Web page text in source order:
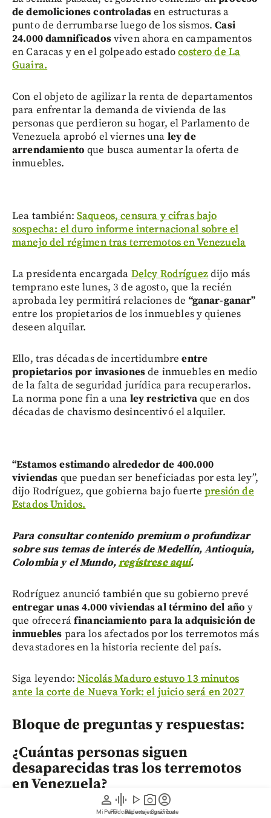
person
Mi Perfil
graphic_eq
Pódcast
play_arrow
Videos
photo_camera
Reportajes gráficos
account_circle
Suscríbete
de demoliciones controladasen estructuras a
punto de derrumbarse luego de los sismos.Casi
24.000 damnificadosviven ahora en campamentos
en Caracas y en el golpeado estadocostero de La
Guaira.
Con el objeto de agilizar la renta de departamentos
para enfrentar la demanda de vivienda de las
personas que perdieron su hogar, el Parlamento de
Venezuela aprobó el viernes una ley de
arrendamiento que busca aumentar la oferta de
inmuebles.
Lea también: Saqueos, censura y cifras bajo
sospecha: el duro informe internacional sobre el
manejo del régimen tras terremotos en Venezuela
La presidenta encargada Delcy Rodríguezdijo más
temprano este lunes, 3 de agosto, que la recién
aprobada ley permitirá relaciones de “ganar-ganar”
entre los propietarios de los inmuebles y quienes
deseen alquilar.
Ello, tras décadas de incertidumbre entre
propietarios por invasionesde inmuebles en medio
de la falta de seguridad jurídica para recuperarlos.
La norma pone fin a una ley restrictivaque en dos
décadas de chavismo desincentivó el alquiler.
“Estamos estimando alrededor de 400.000
viviendas que puedan ser beneficiadas por esta ley”,
dijo Rodríguez, que gobierna bajo fuertepresión de
Estados Unidos.
Para consultar contenido premium o profundizar
sobre sus temas de interés de Medellín, Antioquia,
Colombia y el Mundo,regístrese aquí.
Rodríguez anunció también que su gobierno prevé
entregar unas 4.000 viviendas al término del año y
que ofreceráfinanciamiento para la adquisición de
inmuebles para los afectados por los terremotos más
devastadores en la historia reciente del país.
Siga leyendo:Nicolás Maduro estuvo 13 minutos
ante la corte de Nueva York: el juicio será en 2027
Bloque de preguntas y respuestas:
¿Cuántas personas siguen
desaparecidas tras los terremotos
en Venezuela?
Según las autoridades del estado La Guaira, aún hay